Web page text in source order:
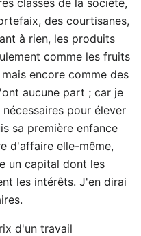
des courtisanes,
à rien, les produits
comme les fruits
encore comme des
aucune part ; car je
pour élever
sa première enfance
d'affaire elle-même,
un capital dont les
les intérêts. J'en dirai
d'un travail